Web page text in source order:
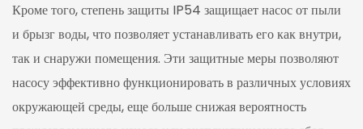
Кроме того, степень защиты IP54 защищает насос от пыли
и брызг воды, что позволяет устанавливать его как внутри,
так и снаружи помещения. Эти защитные меры позволяют
насосу эффективно функционировать в различных условиях
окружающей среды, еще больше снижая вероятность